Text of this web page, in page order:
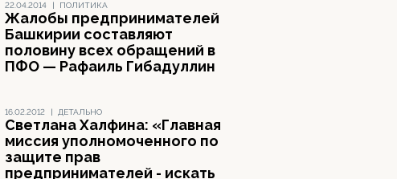
22.04.2014 | ПОЛИТИКА
Жалобы предпринимателей
Башкирии составляют
половину всех обращений в
ПФО — Рафаиль Гибадуллин
16.02.2012 | ДЕТАЛЬНО
Светлана Халфина: «Главная
миссия уполномоченного по
защите прав
предпринимателей - искать